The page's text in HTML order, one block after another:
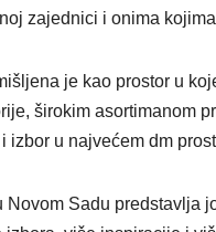
zajednici i onima
je kao prostor u
širokim asortimanom
izbor u najvećem dm
Novom Sadu predstavlja